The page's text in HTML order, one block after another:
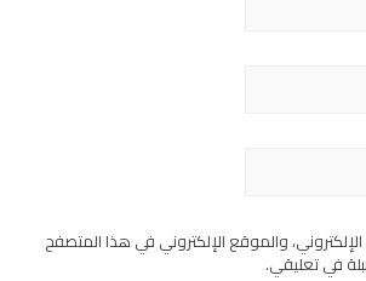
والموقع الإلكتروني في هذا المتصفح
في تعليقي.